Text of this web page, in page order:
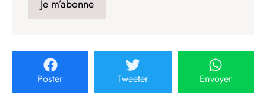
Poster Tweeter Envoyer